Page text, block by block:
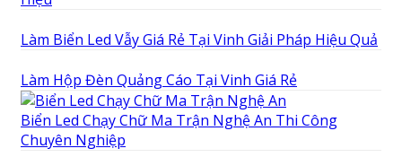
Làm Biển Led Vẫy Giá Rẻ Tại Vinh Giải Pháp Hiệu Quả
Làm Hộp Đèn Quảng Cáo Tại Vinh Giá Rẻ
Biển Led Chạy Chữ Ma Trận Nghệ An Thi Công
Chuyên Nghiệp